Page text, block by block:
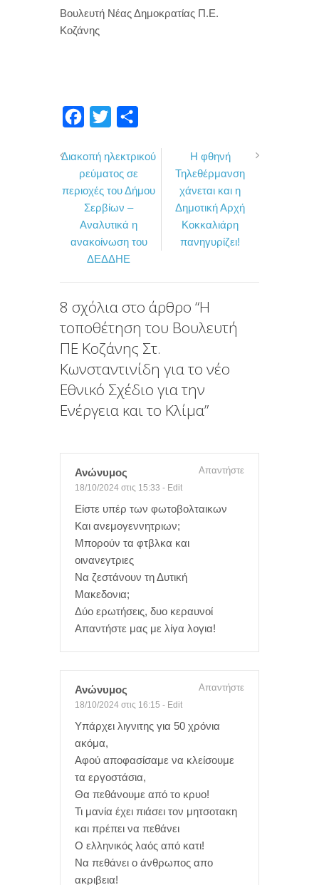
Βουλευτή Νέας Δημοκρατίας Π.Ε.
Κοζάνης
c
e
b
o
o
k
i
t
t
e
r
ι
α
τ
τ
ε
Διακοπή ηλεκτρικού
ρεύματος σε
περιοχές του Δήμου
Σερβίων –
Αναλυτικά η
ανακοίνωση του
ΔΕΔΔΗΕ
Η φθηνή
Τηλεθέρμανση
χάνεται και η
Δημοτική Αρχή
Κοκκαλιάρη
πανηγυρίζει!
8 σχόλια στο άρθρο “Η
τοποθέτηση του Βουλευτή
ΠΕ Κοζάνης Στ.
Κωνσταντινίδη για το νέο
Εθνικό Σχέδιο για την
Ενέργεια και το Κλίμα”
Ανώνυμος
18/10/2024 στις 15:33 - Edit
Απαντήστε
Είστε υπέρ των φωτοβολταικων
Και ανεμογεννητριων;
Μπορούν τα φτβλκα και
οινανεγτριες
Να ζεστάνουν τη Δυτική
Μακεδονια;
Δύο ερωτήσεις, δυο κεραυνοί
Απαντήστε μας με λίγα λογια!
Ανώνυμος
18/10/2024 στις 16:15 - Edit
Απαντήστε
Υπάρχει λιγνιτης για 50 χρόνια
ακόμα,
Αφού αποφασίσαμε να κλείσουμε
τα εργοστάσια,
Θα πεθάνουμε από το κρυο!
Τι μανία έχει πιάσει τον μητσοτακη
και πρέπει να πεθάνει
Ο ελληνικός λαός από κατι!
Να πεθάνει ο άνθρωπος απο
ακριβεια!